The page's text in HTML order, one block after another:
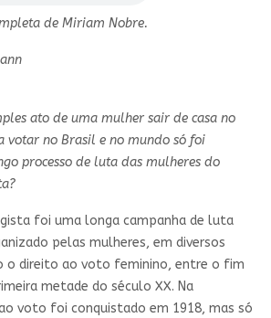
de Miriam Nobre.
ato de uma mulher sair de casa no
votar no Brasil e no mundo só foi
processo de luta das mulheres do
foi uma longa campanha de luta
pelas mulheres, em diversos
o direito ao voto feminino, entre o fim
metade do século XX. Na
voto foi conquistado em 1918, mas só